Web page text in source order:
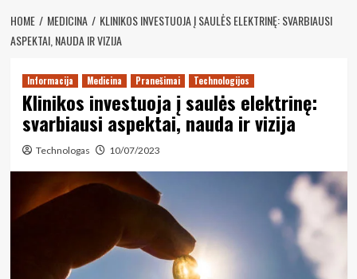
HOME MEDICINA
KLINIKOS INVESTUOJA Į SAULĖS ELEKTRINĘ: SVARBIAUSI
ASPEKTAI, NAUDA IR VIZIJA
Informacija Medicina Pranešimai Technologijos
Klinikos investuoja į saulės elektrinę:
svarbiausi aspektai, nauda ir vizija
Technologas 10/07/2023